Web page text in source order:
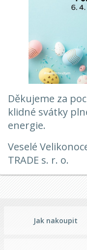
Děkujeme za
klidné svátky
energie.
Veselé
TRADE s. r. o.
Jak nakoupit